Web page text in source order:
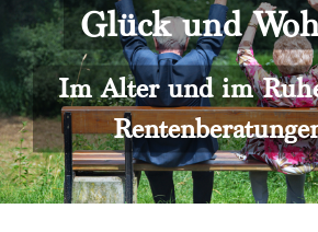
Rente
Rentenberater
Rentenversicherung
Versicherungsberatung
Über uns
Kontakt
Glück und
Im Alter und im